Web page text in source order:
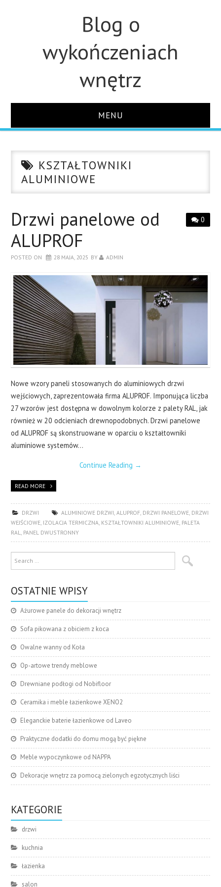
Blog o
wykończeniach
wnętrz
MENU
ŁAZIENKA
KUCHNIA
DRZWI
SYPIALNIA
O BLOGU
KONTAKT
KSZTAŁTOWNIKI
ALUMINIOWE
0
Drzwi panelowe od
ALUPROF
POSTED ON 28 MAJA, 2025 BY ADMIN
Nowe wzory paneli stosowanych do aluminiowych drzwi
wejściowych, zaprezentowała firma ALUPROF. Imponująca liczba
27 wzorów jest dostępna w dowolnym kolorze z palety RAL, jak
również w 20 odcieniach drewnopodobnych. Drzwi panelowe
od ALUPROF są skonstruowane w oparciu o kształtowniki
aluminiowe systemów…
Continue Reading →
READ MORE
DRZWI ALUMINIOWE DRZWI,ALUPROF, DRZWI PANELOWE, DRZWI
WEJŚCIOWE, IZOLACJA TERMICZNA, KSZTAŁTOWNIKI ALUMINIOWE, PALETA
RAL, PANEL DWUSTRONNY
OSTATNIE WPISY
Ażurowe panele do dekoracji wnętrz
Sofa pikowana z obiciem z koca
Owalne wanny od Koła
Op-artowe trendy meblowe
Drewniane podłogi od Nobifloor
Ceramika i meble łazienkowe XENO2
Eleganckie baterie łazienkowe od Laveo
Praktyczne dodatki do domu mogą być piękne
Meble wypoczynkowe od NAPPA
Dekoracje wnętrz za pomocą zielonych egzotycznych liści
KATEGORIE
drzwi
kuchnia
łazienka
salon